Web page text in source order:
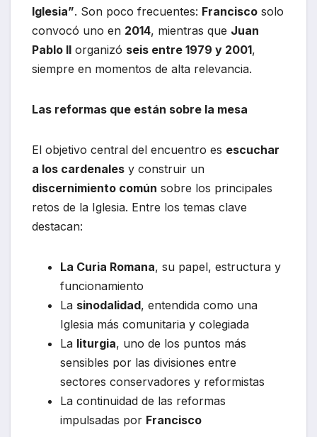
Iglesia”. Son poco frecuentes: Francisco solo
convocó uno en 2014, mientras que Juan
Pablo II organizó seis entre 1979 y 2001,
siempre en momentos de alta relevancia.
Las reformas que están sobre la mesa
El objetivo central del encuentro es escuchar
a los cardenales y construir un
discernimiento común sobre los principales
retos de la Iglesia. Entre los temas clave
destacan:
La Curia Romana, su papel, estructura y
funcionamiento
La sinodalidad, entendida como una
Iglesia más comunitaria y colegiada
La liturgia, uno de los puntos más
sensibles por las divisiones entre
sectores conservadores y reformistas
La continuidad de las reformas
impulsadas por Francisco